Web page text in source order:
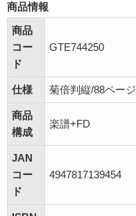
商品情報
商品
コー
ド
GTE744250
仕様 菊倍判縦/88ページ
商品
構成
楽譜+FD
JAN
コー
ド
4947817139454